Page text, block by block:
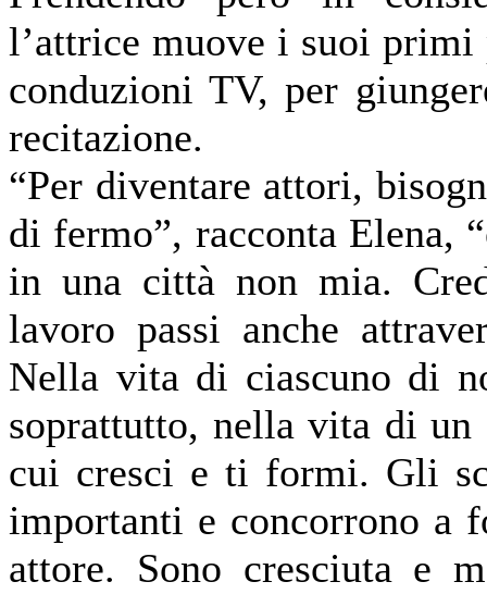
l’attrice muove i suoi primi
conduzioni TV, per
recitazione.
“Per diventare attori,
di fermo”, racconta Elena,
in una città non mia.
lavoro passi anche
Nella vita di ciascuno di
soprattutto, nella vita di
cui cresci e ti formi. Gli
importanti e concorrono a
attore. Sono cresciuta e